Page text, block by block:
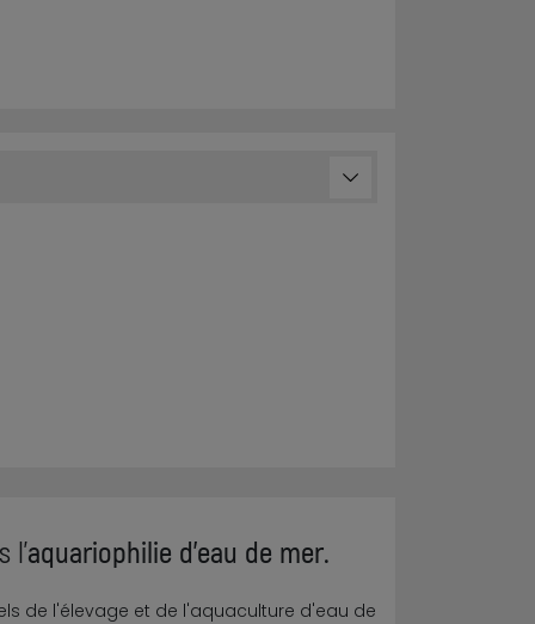
l'aquariophilie d'eau de mer.
de l'élevage et de l'aquaculture d'eau de